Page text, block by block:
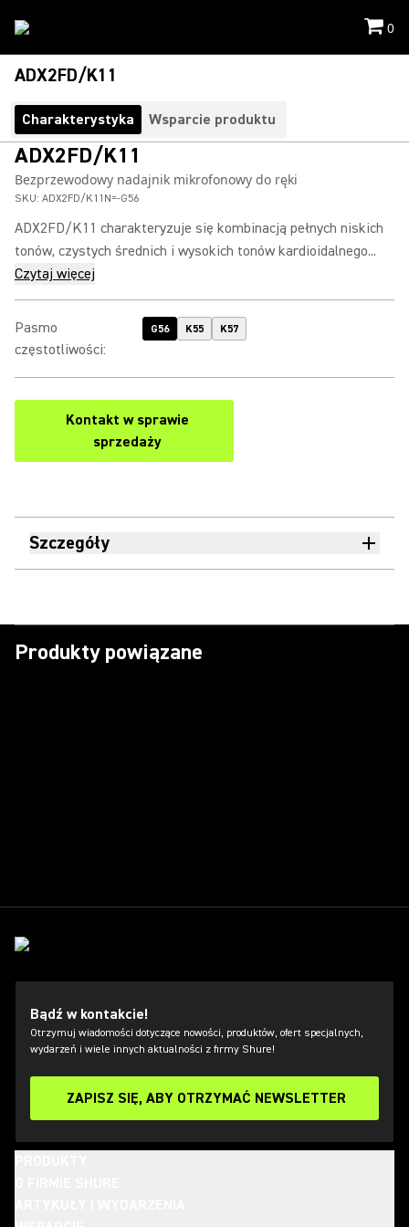
0
ADX2FD/K11
Charakterystyka Wsparcie produktu
ADX2FD/K11
Bezprzewodowy nadajnik mikrofonowy do ręki
SKU: ADX2FD/K11N=-G56
ADX2FD/K11 charakteryzuje się kombinacją pełnych niskich
tonów, czystych średnich i wysokich tonów kardioidalnego...
Czytaj więcej
Pasmo
częstotliwości:
G56 K55 K57
Kontakt w sprawie
sprzedaży
Szczegóły
Produkty powiązane
Bądź w kontakcie!
Otrzymuj wiadomości dotyczące nowości, produktów, ofert specjalnych,
wydarzeń i wiele innych aktualności z firmy Shure!
ZAPISZ SIĘ, ABY OTRZYMAĆ NEWSLETTER